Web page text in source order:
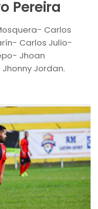
Pereira
Carlos
Carlos Julio-
Jhoan
Jordan.